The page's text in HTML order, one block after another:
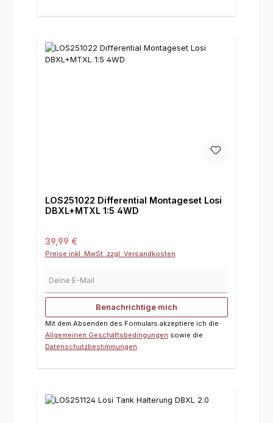
LOS251022 Differential Montageset Losi
DBXL+MTXL 1:5 4WD
Regulärer Preis:
39,99 €
Preise inkl. MwSt. zzgl. Versandkosten
Benachrichtige mich
Mit dem Absenden des Formulars akzeptiere ich die
Allgemeinen Geschäftsbedingungen sowie die
Datenschutzbestimmungen.